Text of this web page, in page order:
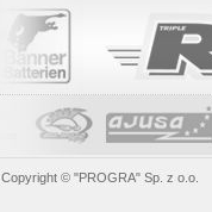
Copyright © "PROGRA" Sp. z o.o.